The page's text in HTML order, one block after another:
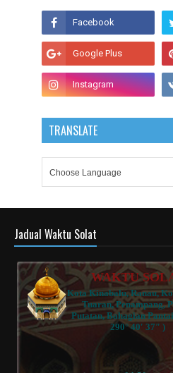
TRANSLATE
Jadual Waktu Solat